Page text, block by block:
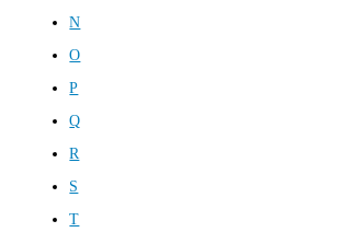
N
O
P
Q
R
S
T